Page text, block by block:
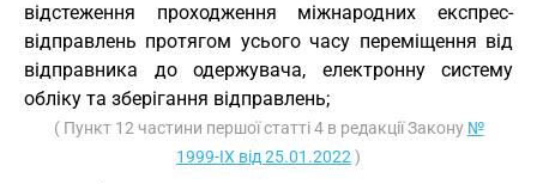
відстеження проходження міжнародних експрес-
відправлень протягом усього часу переміщення від
відправника до одержувача, електронну систему
обліку та зберігання відправлень;
( Пункт 12 частини першої статті 4 в редакції Закону №
1999-IX від 25.01.2022 )